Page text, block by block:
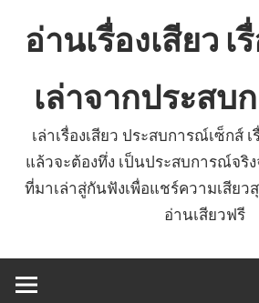
อ่านเรื่องเสียว เ
เล่าจากประสบ
เล่าเรื่องเสียว ประสบการณ์เซ็กส์
แล้วจะต้องทึ่ง เป็นประสบการณ์จริ
ที่มาเล่าสู่กันฟังเพื่อแชร์ความเสียว
อ่านเสียวฟรี